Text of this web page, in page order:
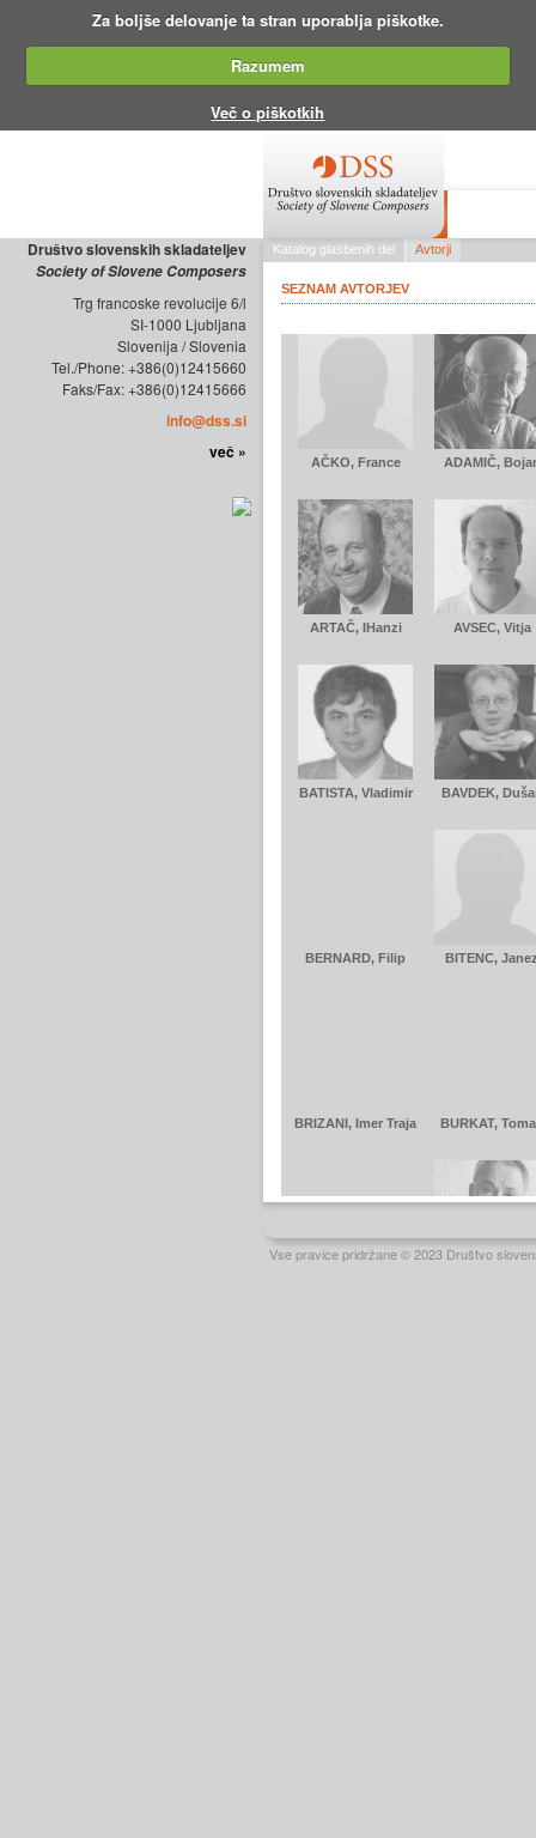
Za boljše delovanje ta stran uporablja piškotke.
Razumem
Več o piškotkih
Društvo slovenskih skladateljev
Society of Slovene Composers
Trg francoske revolucije 6/l
SI-1000 Ljubljana
Slovenija / Slovenia
Tel./Phone: +386(0)12415660
Faks/Fax: +386(0)12415666
info@dss.si
več »
Vse pravice pridržane © 2023 Društvo